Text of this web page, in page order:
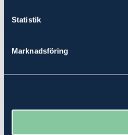
Statistik
Marknadsföring
Vill du skapa din egen